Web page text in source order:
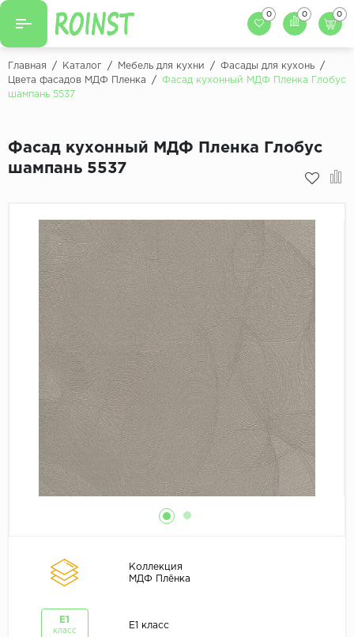
Назад
Кухни на заказ
Назад
Столешницы для
Декоры столешниц
Декоры ЛДСП для мебели
Декоры обоев под мебель
0 0 0
Главная / Каталог / Мебель для кухни / Фасады для кухонь
/
Цвета фасадов МДФ Пленка
/
Фасад кухонный МДФ Пленка Глобус
шампань 5537
Фасад кухонный МДФ Пленка Глобус
шампань 5537
Коллекция
МДФ Плёнка
E1
класс
E1 класс